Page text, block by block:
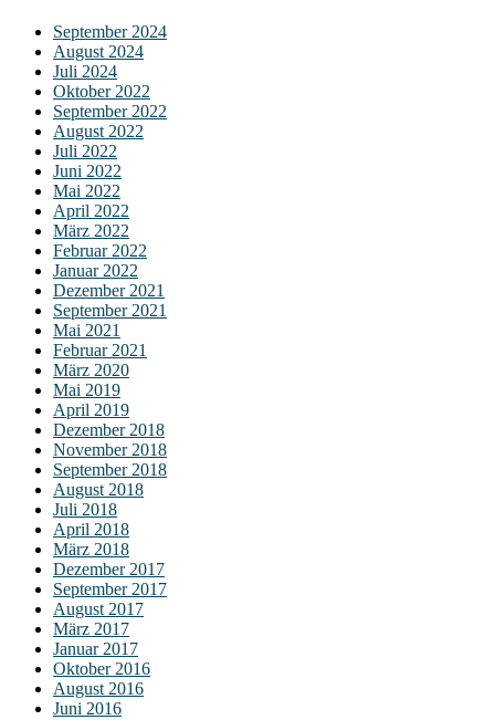
September 2024
August 2024
Juli 2024
Oktober 2022
September 2022
August 2022
Juli 2022
Juni 2022
Mai 2022
April 2022
März 2022
Februar 2022
Januar 2022
Dezember 2021
September 2021
Mai 2021
Februar 2021
März 2020
Mai 2019
April 2019
Dezember 2018
November 2018
September 2018
August 2018
Juli 2018
April 2018
März 2018
Dezember 2017
September 2017
August 2017
März 2017
Januar 2017
Oktober 2016
August 2016
Juni 2016